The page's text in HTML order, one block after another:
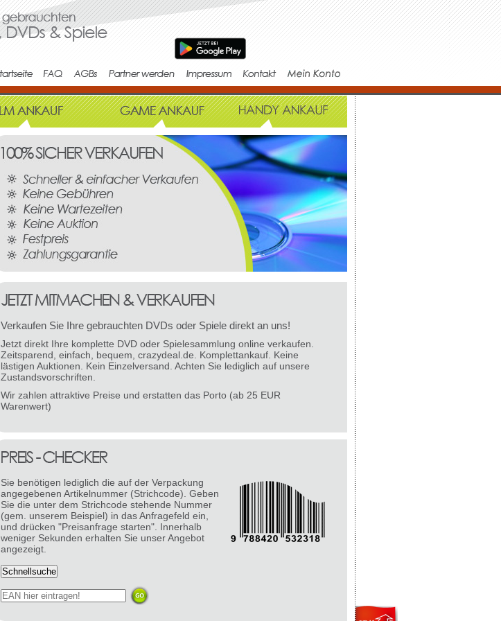
Verkaufen Sie Ihre gebrauchten DVDs oder Spiele direkt an uns!
Jetzt direkt Ihre komplette DVD oder Spielesammlung online verkaufen.
Zeitsparend, einfach, bequem, crazydeal.de. Komplettankauf. Keine
lästigen Auktionen. Kein Einzelversand. Achten Sie lediglich auf unsere
Zustandsvorschriften.
Wir zahlen attraktive Preise und erstatten das Porto (ab 25 EUR
Warenwert)
Sie benötigen lediglich die auf der Verpackung
angegebenen Artikelnummer (Strichcode). Geben
Sie die unter dem Strichcode stehende Nummer
(gem. unserem Beispiel) in das Anfragefeld ein,
und drücken "Preisanfrage starten". Innerhalb
weniger Sekunden erhalten Sie unser Angebot
angezeigt.